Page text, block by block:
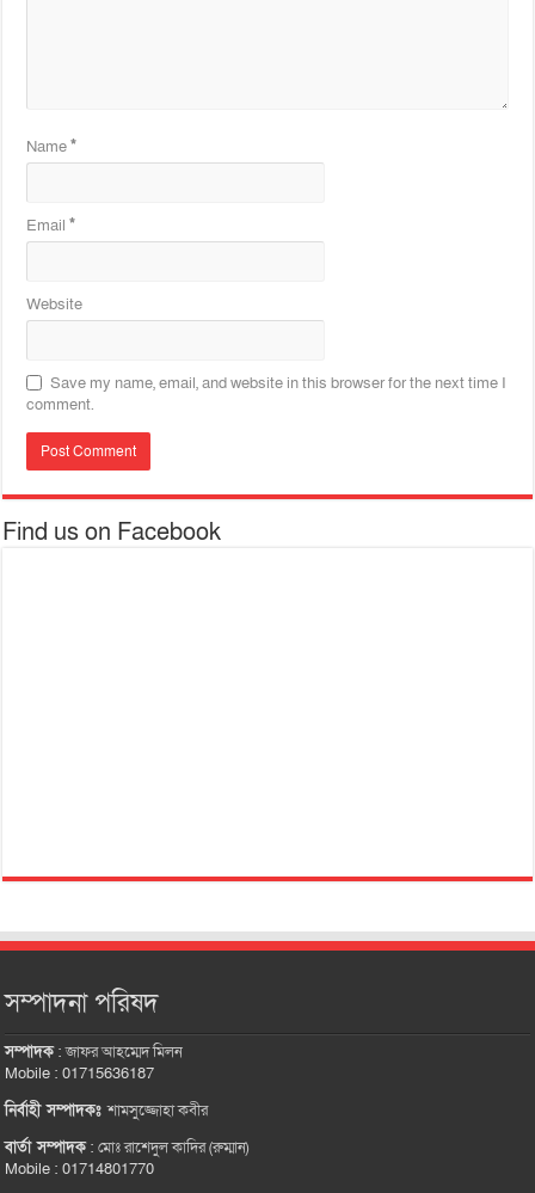
Name*
Email*
Website
Save my name, email, and website in this browser for the next time I
comment.
Find us on Facebook
সম্পাদনা পরিষদ
সম্পাদক:জাফর আহম্মেদ মিলন
Mobile : 01715636187
নির্বাহী সম্পাদকঃশামসুজ্জোহা কবীর
বার্তা সম্পাদক:মোঃ রাশেদুল কাদির (রুম্মান)
Mobile : 01714801770